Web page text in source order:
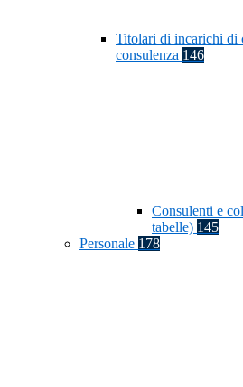
Titolari di incarichi di
consulenza 146
Consulenti e
tabelle) 145
Personale 178